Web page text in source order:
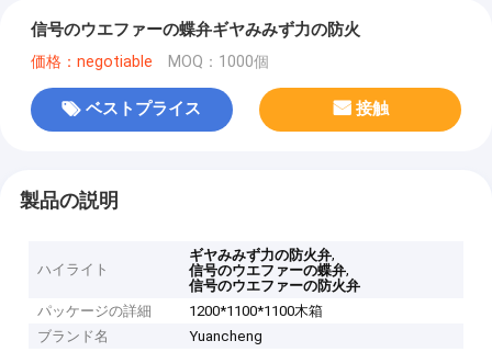
信号のウエファーの蝶弁ギヤみみず力の防火
価格：negotiable MOQ：1000個
ベストプライス 接触
製品の説明
ハイライト
ギヤみみず力の防火弁,
信号のウエファーの蝶弁,
信号のウエファーの防火弁
パッケージの詳細
1200*1100*1100木箱
ブランド名
Yuancheng